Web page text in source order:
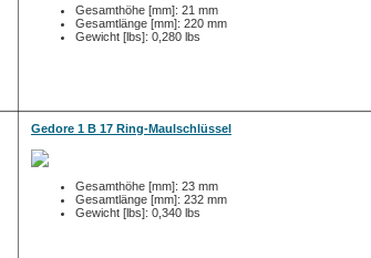
Gesamthöhe [mm]: 21 mm
Gesamtlänge [mm]: 220 mm
Gewicht [lbs]: 0,280 lbs
Gedore 1 B 17 Ring-Maulschlüssel
Gesamthöhe [mm]: 23 mm
Gesamtlänge [mm]: 232 mm
Gewicht [lbs]: 0,340 lbs